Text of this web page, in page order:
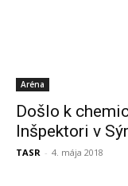
Aréna
Došlo k
Inšpektori v
TASR - 4. mája 2018